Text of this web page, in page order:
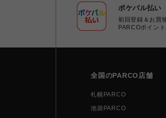
ポケパル払い
初回登録＆お買
PARCOポイン
全国のPARCO店舗
札幌PARCO
池袋PARCO